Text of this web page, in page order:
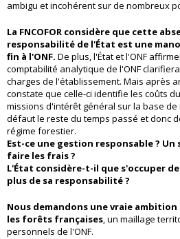
ambigu et incohérent sur de nombreux
La FNCOFOR considère que cette
responsabilité de l'État est une
fin à l'ONF. De plus, l'État et l'ONF
comptabilité analytique de l'ONF
charges de l'établissement. Mais après
constate que celle-ci identifie les coûts
missions d'intérêt général sur la base
défaut le reste du temps passé et donc
régime forestier.
Est-ce une gestion responsable ?
faire les frais ?
L'État considère-t-il que s'occuper
plus de sa responsabilité ?
Nous demandons unevraie
les forêts françaises, un maillage
personnels de l'ONF.